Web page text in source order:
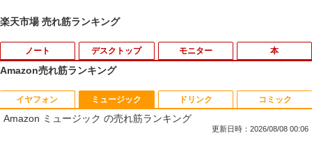
楽天市場 売れ筋ランキング
ノート デスクトップ モニター
1
PHILIPS 241V8 LED液晶モニター 23.8
インチワイド ブラック 1920×1080 （フ
ルHD）16:9 IPSパネル 非光沢 ノングレ
本
1
ギルティサークル（21） 【電子書籍】[
山本やみー ]
Amazon売れ筋ランキング
イヤフォン ミュージック
Amazon ミュージック の売れ筋ランキング
更新日時：2026/08/08 00:06
ドリンク コミック